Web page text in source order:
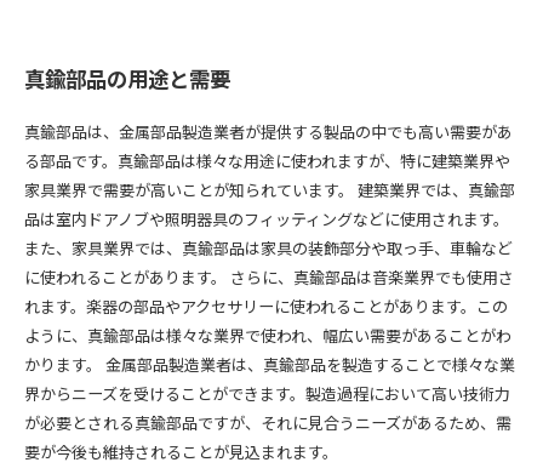
真鍮部品の用途と需要
真鍮部品は、金属部品製造業者が提供する製品の中でも高い需要があ
る部品です。真鍮部品は様々な用途に使われますが、特に建築業界や
家具業界で需要が高いことが知られています。 建築業界では、真鍮部
品は室内ドアノブや照明器具のフィッティングなどに使用されます。
また、家具業界では、真鍮部品は家具の装飾部分や取っ手、車輪など
に使われることがあります。 さらに、真鍮部品は音楽業界でも使用さ
れます。楽器の部品やアクセサリーに使われることがあります。この
ように、真鍮部品は様々な業界で使われ、幅広い需要があることがわ
かります。 金属部品製造業者は、真鍮部品を製造することで様々な業
界からニーズを受けることができます。製造過程において高い技術力
が必要とされる真鍮部品ですが、それに見合うニーズがあるため、需
要が今後も維持されることが見込まれます。